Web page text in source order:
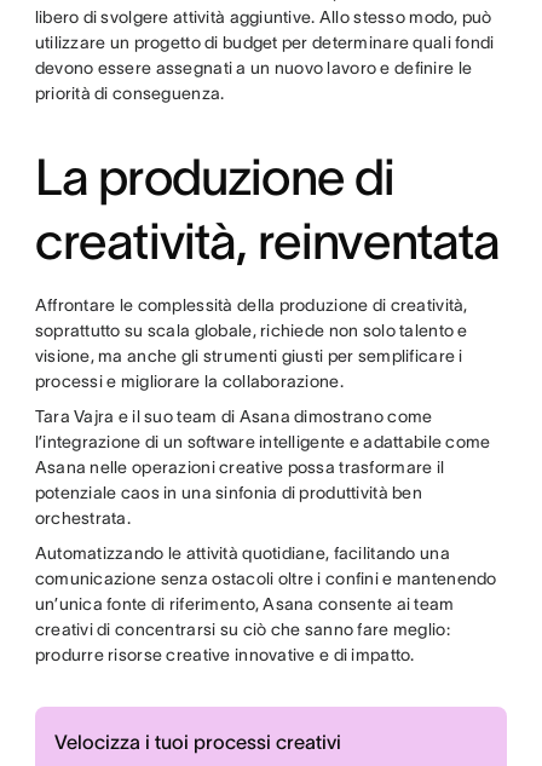
libero di svolgere attività aggiuntive. Allo stesso modo, può
utilizzare un progetto di budget per determinare quali fondi
devono essere assegnati a un nuovo lavoro e definire le
priorità di conseguenza.
La produzione di
creatività, reinventata
Affrontare le complessità della produzione di creatività,
soprattutto su scala globale, richiede non solo talento e
visione, ma anche gli strumenti giusti per semplificare i
processi e migliorare la collaborazione.
Tara Vajra e il suo team di Asana dimostrano come
l’integrazione di un software intelligente e adattabile come
Asana nelle operazioni creative possa trasformare il
potenziale caos in una sinfonia di produttività ben
orchestrata.
Automatizzando le attività quotidiane, facilitando una
comunicazione senza ostacoli oltre i confini e mantenendo
un’unica fonte di riferimento, Asana consente ai team
creativi di concentrarsi su ciò che sanno fare meglio:
produrre risorse creative innovative e di impatto.
Velocizza i tuoi processi creativi